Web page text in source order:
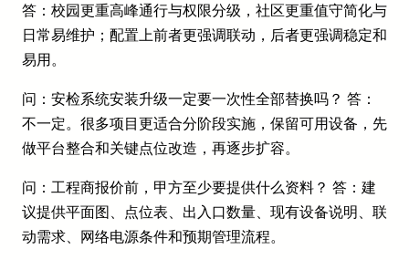
答：校园更重高峰通行与权限分级，社区更重值守简化与
日常易维护；配置上前者更强调联动，后者更强调稳定和
易用。
问：安检系统安装升级一定要一次性全部替换吗？ 答：
不一定。很多项目更适合分阶段实施，保留可用设备，先
做平台整合和关键点位改造，再逐步扩容。
问：工程商报价前，甲方至少要提供什么资料？ 答：建
议提供平面图、点位表、出入口数量、现有设备说明、联
动需求、网络电源条件和预期管理流程。